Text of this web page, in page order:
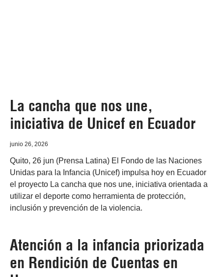
La cancha que nos une,
iniciativa de Unicef en Ecuador
junio 26, 2026
Quito, 26 jun (Prensa Latina) El Fondo de las Naciones
Unidas para la Infancia (Unicef) impulsa hoy en Ecuador
el proyecto La cancha que nos une, iniciativa orientada a
utilizar el deporte como herramienta de protección,
inclusión y prevención de la violencia.
Atención a la infancia priorizada
en Rendición de Cuentas en